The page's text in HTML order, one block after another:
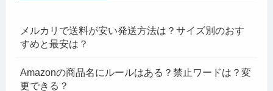
メルカリで送料が安い発送方法は？サイズ別のおす
すめと最安は？
Amazonの商品名にルールはある？禁止ワードは？変
更できる？